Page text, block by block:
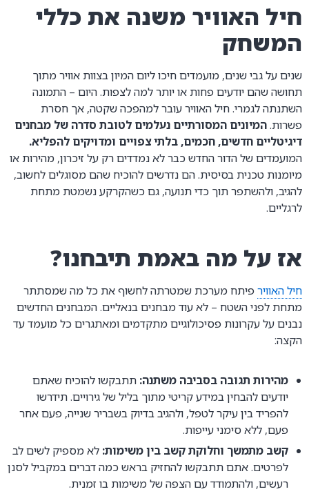
חיל האוויר משנה את כללי
המשחק
שנים על גבי שנים, מועמדים חיכו ליום המיון בצוות אוויר מתוך
תחושה שהם יודעים פחות או יותר למה לצפות. היום – התמונה
השתנתה לגמרי. חיל האוויר עובר למהפכה שקטה, אך חסרת
פשרות.המיונים המסורתיים נעלמים לטובת סדרה של מבחנים
דיגיטליים חדשים, חכמים, בלתי צפויים ומדויקים להפליא.
המועמדים של הדור החדש כבר לא נמדדים רק על זיכרון, מהירות או
מיומנות טכנית בסיסית. הם נדרשים להוכיח שהם מסוגלים לחשוב,
להגיב, ולהשתפר תוך כדי תנועה, גם כשהקרקע נשמטת מתחת
לרגליים.
אז על מה באמת תיבחנו?
חיל האווירפיתח מערכת שמטרתה לחשוף את כל מה שמסתתר
מתחת לפני השטח – לא עוד מבחנים בנאליים. המבחנים החדשים
נבנים על עקרונות פסיכולוגיים מתקדמים ומאתגרים כל מועמד עד
הקצה:
מהירות תגובה בסביבה משתנה: תתבקשו להוכיח שאתם
יודעים להבחין במידע קריטי מתוך בליל של גירויים. תידרשו
להפריד בין עיקר לטפל, ולהגיב בדיוק בשבריר שנייה, פעם אחר
פעם, ללא סימני עייפות.
קשב מתמשך וחלוקת קשב בין משימות: לא מספיק לשים לב
לפרטים. אתם תתבקשו להחזיק בראש כמה דברים במקביל לסנן
רעשים, ולהתמודד עם הצפה של משימות בו זמנית.